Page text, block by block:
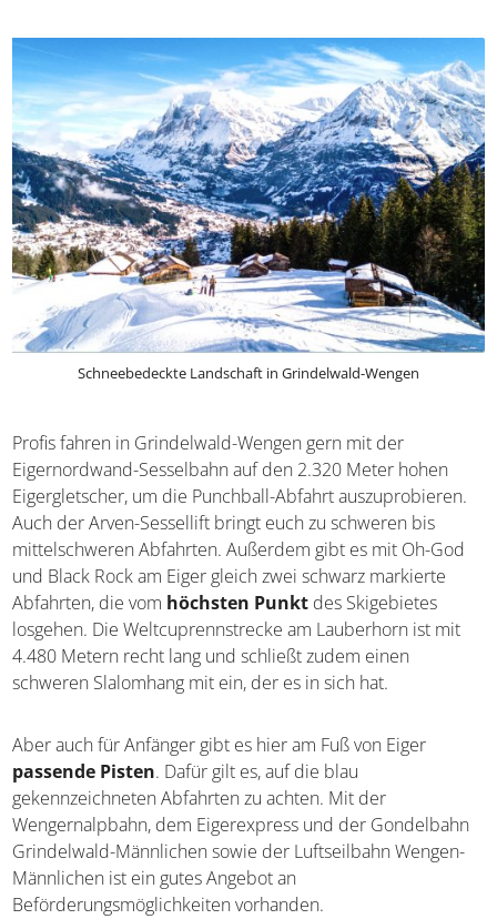
Schneebedeckte Landschaft in Grindelwald-Wengen
Profis fahren in Grindelwald-Wengen gern mit der
Eigernordwand-Sesselbahn auf den 2.320 Meter hohen
Eigergletscher, um die Punchball-Abfahrt auszuprobieren.
Auch der Arven-Sessellift bringt euch zu schweren bis
mittelschweren Abfahrten. Außerdem gibt es mit Oh-God
und Black Rock am Eiger gleich zwei schwarz markierte
Abfahrten, die vom höchsten Punkt des Skigebietes
losgehen. Die Weltcuprennstrecke am Lauberhorn ist mit
4.480 Metern recht lang und schließt zudem einen
schweren Slalomhang mit ein, der es in sich hat.
Aber auch für Anfänger gibt es hier am Fuß von Eiger
passende Pisten. Dafür gilt es, auf die blau
gekennzeichneten Abfahrten zu achten. Mit der
Wengernalpbahn, dem Eigerexpress und der Gondelbahn
Grindelwald-Männlichen sowie der Luftseilbahn Wengen-
Männlichen ist ein gutes Angebot an
Beförderungsmöglichkeiten vorhanden.